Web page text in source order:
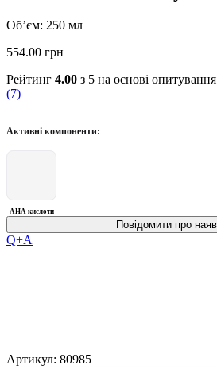
Об’єм: 250 мл
554.00 грн
Рейтинг 4.00 з 5 на основі опитування
(7)
Активні компоненти:
AHA кислоти
Q+A
Артикул: 80985